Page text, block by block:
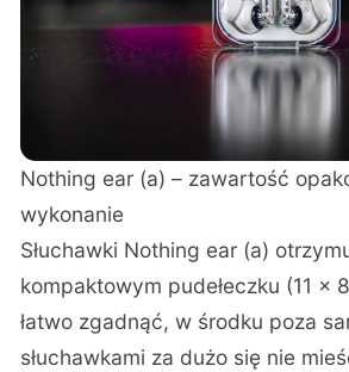
Nothing ear (a) – zawartość
wykonanie
Słuchawki Nothing ear (a)
kompaktowym pudełeczku (11 x
łatwo zgadnąć, w środku poza
słuchawkami za dużo się nie